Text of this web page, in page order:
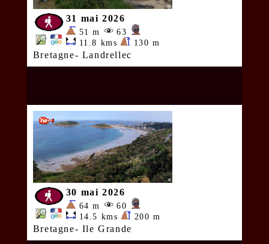
31 mai 2026
51 m
63
11.8 kms
130 m
Bretagne- Landrellec
30 mai 2026
64 m
60
14.5 kms
200 m
Bretagne- Ile Grande